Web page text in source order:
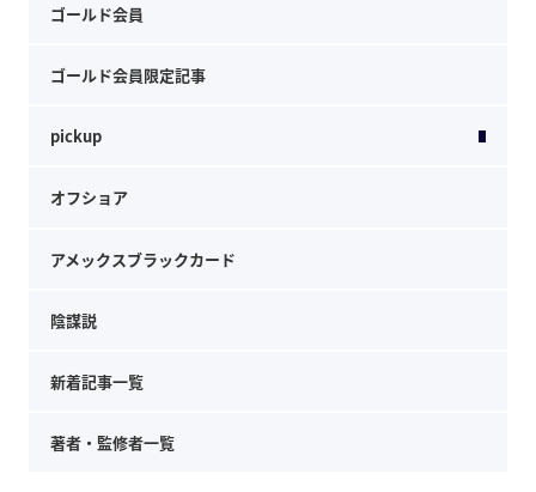
ゴールド会員
ゴールド会員限定記事
pickup
オフショア
アメックスブラックカード
陰謀説
新着記事一覧
著者・監修者一覧